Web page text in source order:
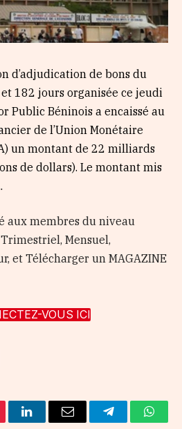
d’adjudication de bons du
182 jours organisée ce jeudi
Public Béninois a encaissé au
de l’Union Monétaire
un montant de 22 milliards
de dollars). Le montant mis
aux membres du niveau
Mensuel,
et Télécharger un MAGAZINE
VOUS ICI
LinkedInEmail Telegram